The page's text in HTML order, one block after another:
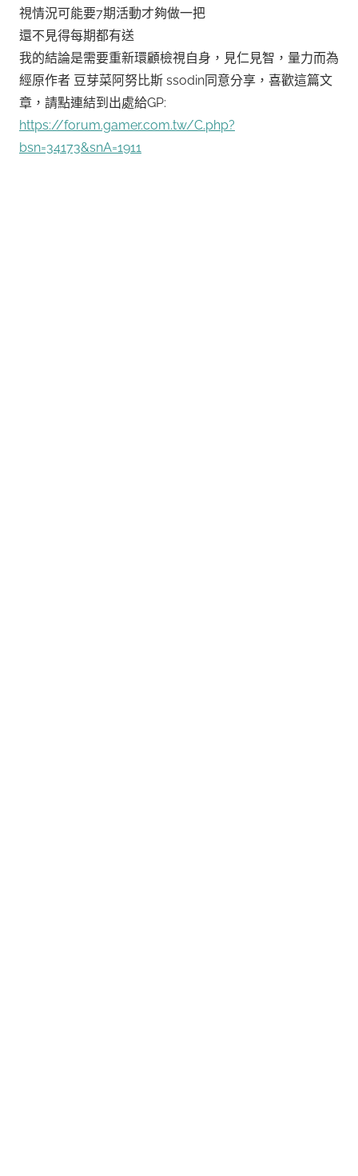
視情況可能要7期活動才夠做一把
還不見得每期都有送
我的結論是需要重新環顧檢視自身，見仁見智，量力而為
經原作者 豆芽菜阿努比斯 ssodin同意分享，喜歡這篇文
章，請點連結到出處給GP:
https://forum.gamer.com.tw/C.php?
bsn=34173&snA=1911